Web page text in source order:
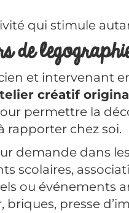
qui stimule
de
et intervenant
créatif
permettre la
rapporter chez soi.
demande dans
scolaires,
ou événements
briques, presse